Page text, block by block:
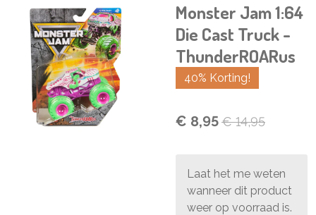
Monster Jam 1:64
Die Cast Truck -
ThunderROARus
40% Korting!
€ 8,95€ 14,95
Laat het me weten
wanneer dit product
weer op voorraad is.